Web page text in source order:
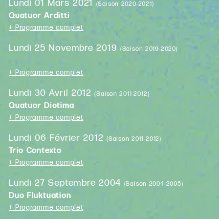
Lundi 01 Mars 2021 (Saison 2020-2021)
Quatuor Arditti
+ Programme complet
Lundi 25 Novembre 2019 (Saison 2019-2020)
+ Programme complet
Lundi 30 Avril 2012(Saison 2011-2012)
Quatuor Diotima
+ Programme complet
Lundi 06 Février 2012 (Saison 2011-2012)
Trio Contexto
+ Programme complet
Lundi 27 Septembre 2004 (Saison 2004-2005)
Duo Fluktuation
+ Programme complet